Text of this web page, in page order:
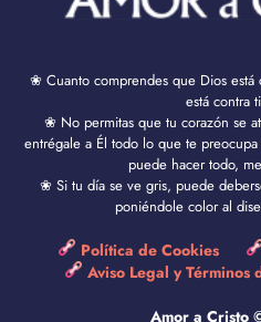
❀ Cuanto comprendes que Dios está
está contra
❀ No permitas que tu corazón se
entrégale a Él todo lo que te
puede hacer todo,
❀ Si tu día se ve gris, puede
poniéndole color al
Política de Cookies
Aviso Legal y Términos
Amor a Cristo